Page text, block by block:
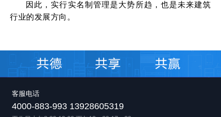
因此，实行实名制管理是大势所趋，也是未来建筑
行业的发展方向。
客服电话
4000-883-993 13928605319